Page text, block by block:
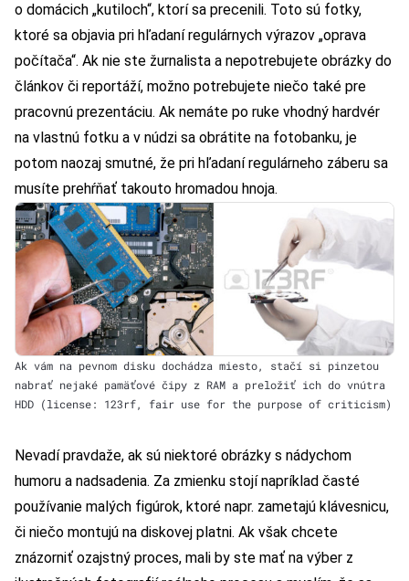
o domácich „kutiloch“, ktorí sa precenili. Toto sú fotky,
ktoré sa objavia pri hľadaní regulárnych výrazov „oprava
počítača“. Ak nie ste žurnalista a nepotrebujete obrázky do
článkov či reportáží, možno potrebujete niečo také pre
pracovnú prezentáciu. Ak nemáte po ruke vhodný hardvér
na vlastnú fotku a v núdzi sa obrátite na fotobanku, je
potom naozaj smutné, že pri hľadaní regulárneho záberu sa
musíte prehŕňať takouto hromadou hnoja.
Ak vám na pevnom disku dochádza miesto, stačí si pinzetou
nabrať nejaké pamäťové čipy z RAM a preložiť ich do vnútra
HDD (license: 123rf, fair use for the purpose of criticism)
Nevadí pravdaže, ak sú niektoré obrázky s nádychom
humoru a nadsadenia. Za zmienku stojí napríklad časté
používanie malých figúrok, ktoré napr. zametajú klávesnicu,
či niečo montujú na diskovej platni. Ak však chcete
znázorniť ozajstný proces, mali by ste mať na výber z